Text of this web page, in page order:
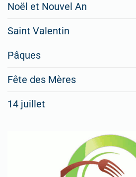
Noël et Nouvel An
Saint Valentin
Pâques
Fête des Mères
14 juillet